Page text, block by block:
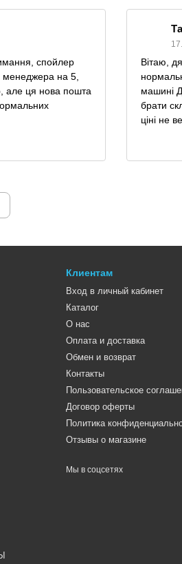
спойлер
на 5,
але ця нова пошта
Вітаю,
машині
брати
ціні не
Клиентам
Вход в личный кабинет
Каталог
О нас
Оплата и доставка
Обмен и возврат
Контакты
Пользовательское
Договор оферты
Политика
Отзывы о магазине
Мы в соцсетях